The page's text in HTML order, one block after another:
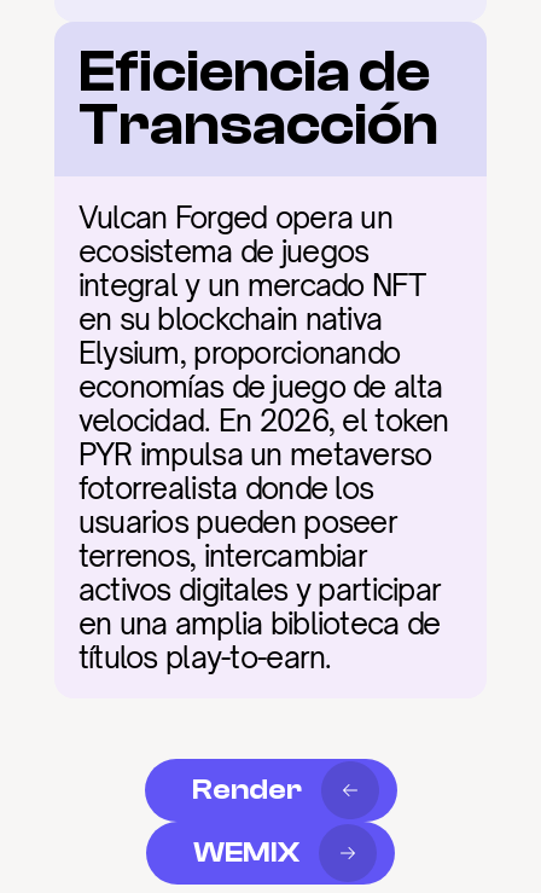
Eficiencia de
Transacción
Vulcan Forged opera un
ecosistema de juegos
integral y un mercado NFT
en su blockchain nativa
Elysium, proporcionando
economías de juego de alta
velocidad. En 2026, el token
PYR impulsa un metaverso
fotorrealista donde los
usuarios pueden poseer
terrenos, intercambiar
activos digitales y participar
en una amplia biblioteca de
títulos play-to-earn.
Render
WEMIX